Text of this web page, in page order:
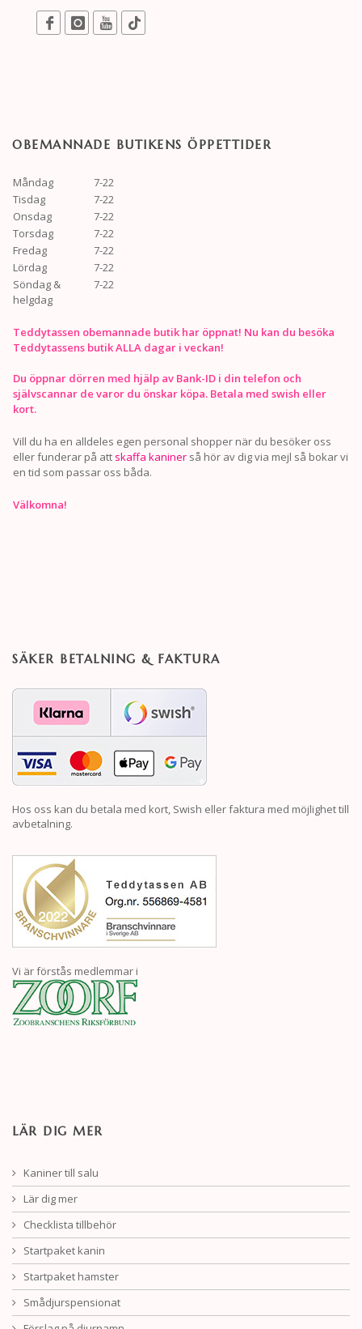
OBEMANNADE BUTIKENS ÖPPETTIDER
Måndag
7-22
Tisdag
7-22
Onsdag
7-22
Torsdag
7-22
Fredag
7-22
Lördag
7-22
Söndag &
helgdag
7-22
Teddytassen obemannade butik har öppnat! Nu kan du besöka
Teddytassens butik ALLA dagar i veckan!
Du öppnar dörren med hjälp av Bank-ID i din telefon och
självscannar de varor du önskar köpa. Betala med swish eller
kort.
Vill du ha en alldeles egen personal shopper när du besöker oss
eller funderar på att skaffa kaniner så hör av dig via mejl så bokar vi
en tid som passar oss båda.
Välkomna!
SÄKER BETALNING & FAKTURA
Hos oss kan du betala med kort, Swish eller faktura med möjlighet till
avbetalning.
Vi är förstås medlemmar i
LÄR DIG MER
Kaniner till salu
Lär dig mer
Checklista tillbehör
Startpaket kanin
Startpaket hamster
Smådjurspensionat